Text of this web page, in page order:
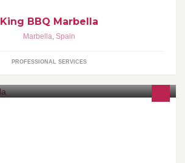
King BBQ Marbella
Marbella, Spain
PROFESSIONAL SERVICES